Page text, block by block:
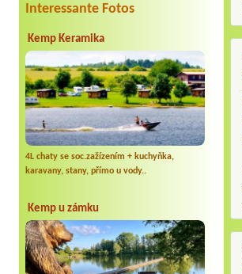
Interessante Fotos
Kemp Keramika
4L chaty se soc.zažízením + kuchyňka,
karavany, stany, přímo u vody..
Kemp u zámku